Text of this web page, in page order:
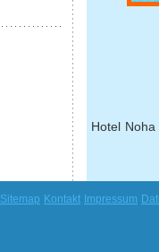
Hotel
Sitemap Kontakt Impressum